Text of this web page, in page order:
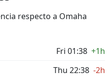
respecto a Omaha
Fri 01:38 +1h
Thu 22:38 -2h